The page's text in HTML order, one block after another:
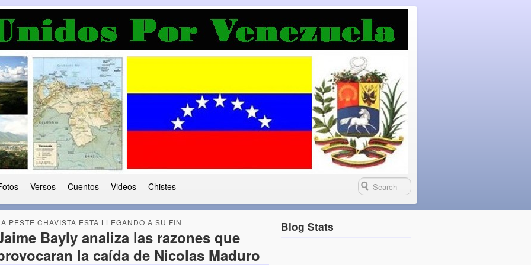
Democracia
le ha caido a esta tierra
Versos Cuentos Videos Chistes
PESTE CHAVISTA ESTA LLEGANDO A SU FIN
Bayly analiza las razones que
la caída de Nicolas Maduro
Blog Stats